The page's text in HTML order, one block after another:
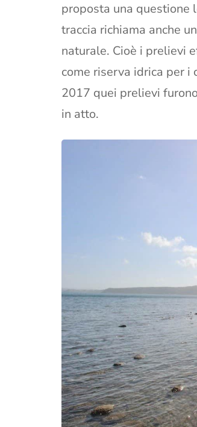
proposta una questione
traccia richiama anche
naturale. Cioè i prelievi
come riserva idrica per i
2017 quei prelievi
in atto.